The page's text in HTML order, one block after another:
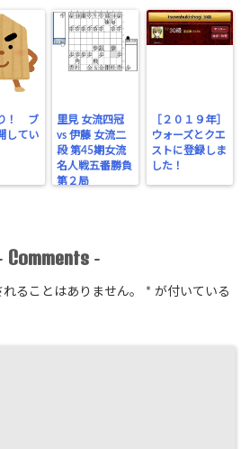
！ ブ
してい
里見 女流四冠
vs 伊藤 女流二
段 第45期女流
名人戦五番勝負
第２局
［２０１９年］
ウォーズとクエ
ストに登録しま
した！
Comments -
ることはありません。 * が付いている